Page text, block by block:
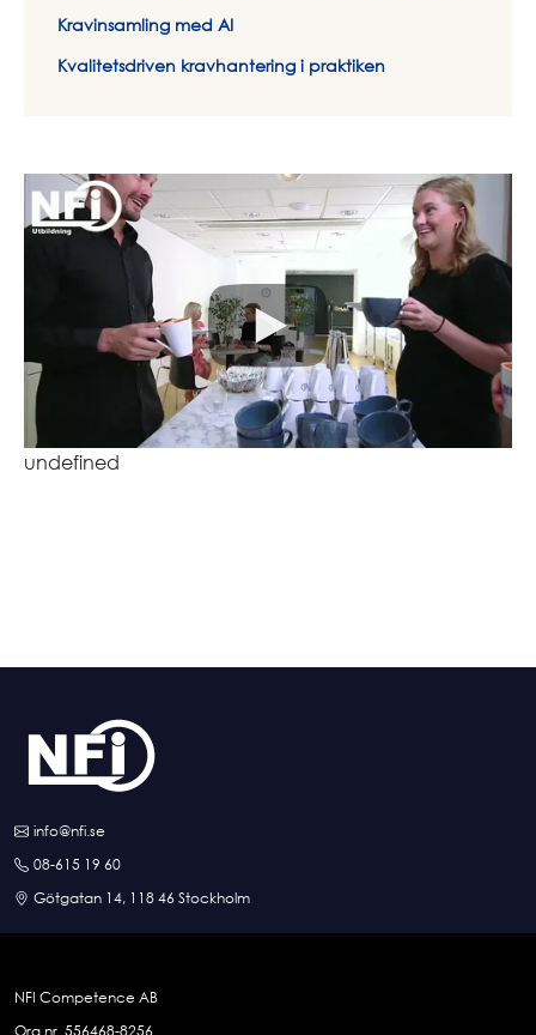
Kravinsamling med AI
Kvalitetsdriven kravhantering i praktiken
undefined
info@nfi.se
08-615 19 60
Götgatan 14, 118 46 Stockholm
NFI Competence AB
Org.nr. 556468-8256